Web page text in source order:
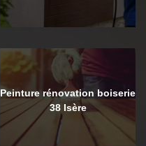
Peinture rénovation boiserie
38 Isère